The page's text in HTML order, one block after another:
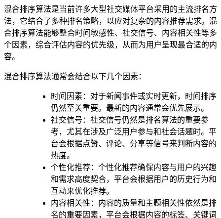
混合排序算法是当前许多大型社交媒体平台采用的主流排名方
法，它结合了多种排名策略，以应对复杂的内容推荐需求。混
合排序算法能够整合时间敏感性、社交信号、内容相关性等多
个因素，综合评估内容的优先级，从而为用户呈现最合适的内
容。
混合排序算法通常会结合以下几个因素：
时间因素：对于新闻事件或实时更新，时间排序
仍然至关重要。最新的内容通常会优先展示。
社交信号：社交信号仍然是排名算法的重要参
考，尤其在涉及广泛用户参与和社会话题时。平
台会根据点赞、评论、分享等信号来判断内容的
热度。
个性化推荐：个性化推荐确保内容与用户的兴趣
和需求高度契合，平台会根据用户的历史行为和
互动来优化推荐。
内容相关性：内容的质量和主题相关性依然是排
名的重要因素，平台会根据内容的标签、关键词